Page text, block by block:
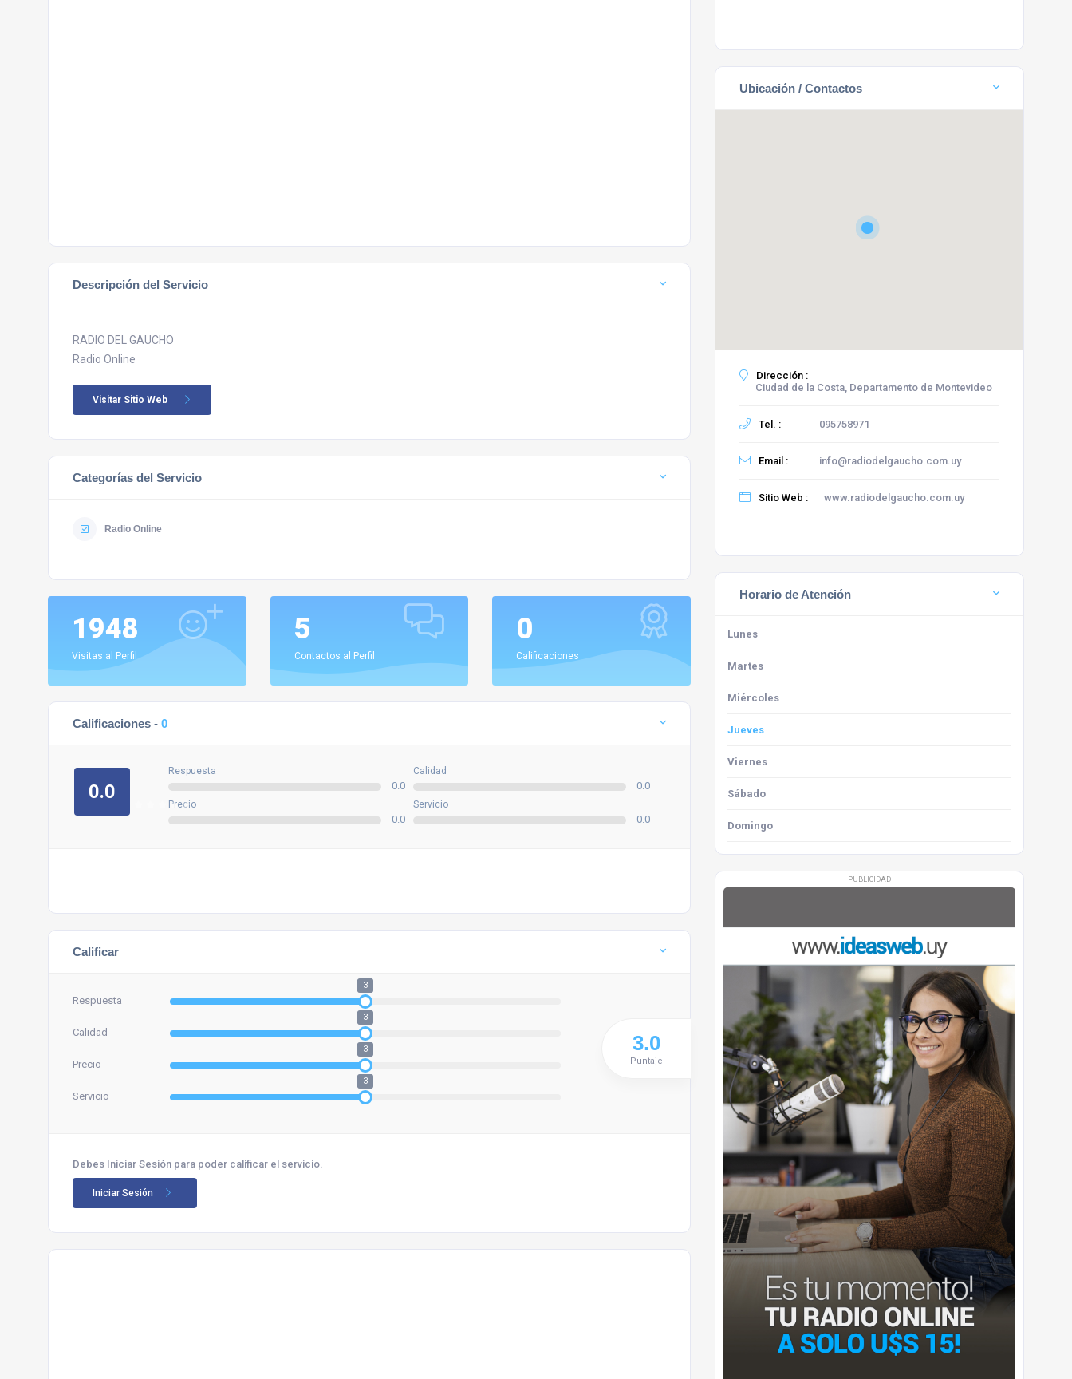
Descripción del Servicio
RADIO DEL GAUCHO
Radio Online
Visitar Sitio Web
Categorías del Servicio
Radio Online
1948
Visitas al Perfil
5
Contactos al Perfil
0
Calificaciones
Calificaciones - 0
0.0
Respuesta
0.0
Calidad
0.0
Precio
0.0
Servicio
0.0
Calificar
Respuesta
3
Calidad
3
Precio
3
Servicio
3
Puntaje
Debes Iniciar Sesión para poder calificar el servicio.
Iniciar Sesión
Ubicación / Contactos
Dirección :
Ciudad de la Costa, Departamento de Montevideo
Tel. : 095758971
Email : info@radiodelgaucho.com.uy
Sitio Web : www.radiodelgaucho.com.uy
Horario de Atención
Lunes
Martes
Miércoles
Jueves
Viernes
Sábado
Domingo
PUBLICIDAD